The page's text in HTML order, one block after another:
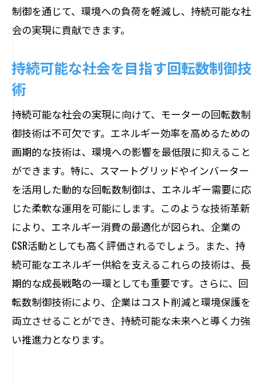
制御を通じて、環境への負荷を軽減し、持続可能な社
会の実現に貢献できます。
持続可能な社会を目指す回転数制御技
術
持続可能な社会の実現に向けて、モーターの回転数制
御技術は不可欠です。エネルギー効率を高めるための
画期的な技術は、環境への影響を最低限に抑えること
ができます。特に、スマートグリッドやインバーター
を活用した動的な回転数制御は、エネルギー需要に応
じた柔軟な運用を可能にします。このような技術革新
により、エネルギー消費の最適化が図られ、企業の
CSR活動としても高く評価されるでしょう。また、持
続可能なエネルギー供給を支えるこれらの技術は、長
期的な成長戦略の一環としても重要です。さらに、回
転数制御技術により、企業はコスト削減と環境保護を
両立させることができ、持続可能な未来へと導く力強
い推進力となります。